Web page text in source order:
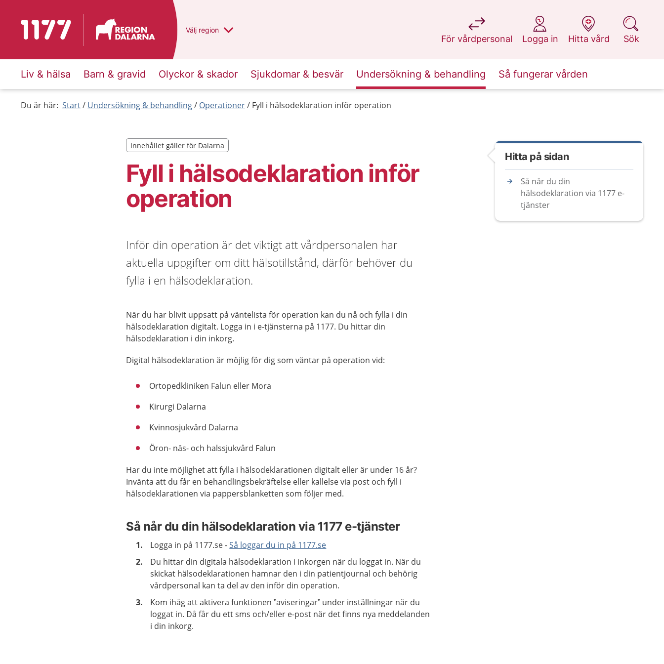
Till startsidan för 1177 Du har valt region
Välj en annan
region
För vårdpersonal
på 1177.se
Logga in
på 1177.se
Hitta vård
på 1177.se
Sök
på 1177.se
Liv & hälsa Barn & gravid Olyckor & skador Sjukdomar & besvär Undersökning & behandling Så fungerar vården
Du är här: Start Undersökning & behandling Operationer Fyll i hälsodeklaration inför operation
Fyll i hälsodeklaration inför
operation
Innehållet gäller för Dalarna
Innehållet gäller för Dalarna
Inför din operation är det viktigt att vårdpersonalen har
aktuella uppgifter om ditt hälsotillstånd, därför behöver du
fylla i en hälsodeklaration.
När du har blivit uppsatt på väntelista för operation kan du nå och fylla i din
hälsodeklaration digitalt. Logga in i e-tjänsterna på 1177. Du hittar din
hälsodeklaration i din inkorg.
Digital hälsodeklaration är möjlig för dig som väntar på operation vid:
Ortopedkliniken Falun eller Mora
Kirurgi Dalarna
Kvinnosjukvård Dalarna
Öron- näs- och halssjukvård Falun
Har du inte möjlighet att fylla i hälsodeklarationen digitalt eller är under 16 år?
Invänta att du får en behandlingsbekräftelse eller kallelse via post och fyll i
hälsodeklarationen via pappersblanketten som följer med.
Så når du din hälsodeklaration via 1177 e-tjänster
Logga in på 1177.se -Så loggar du in på 1177.se
Du hittar din digitala hälsodeklaration i inkorgen när du loggat in. När du
skickat hälsodeklarationen hamnar den i din patientjournal och behörig
vårdpersonal kan ta del av den inför din operation.
Kom ihåg att aktivera funktionen ”aviseringar” under inställningar när du
loggat in. Då får du ett sms och/eller e-post när det finns nya meddelanden
i din inkorg.
Hitta på sidan
Så når du din
hälsodeklaration via 1177 e-
tjänster